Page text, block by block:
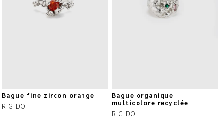
Bague fine zircon orange
RIGIDO
Bague organique
multicolore recyclée
RIGIDO